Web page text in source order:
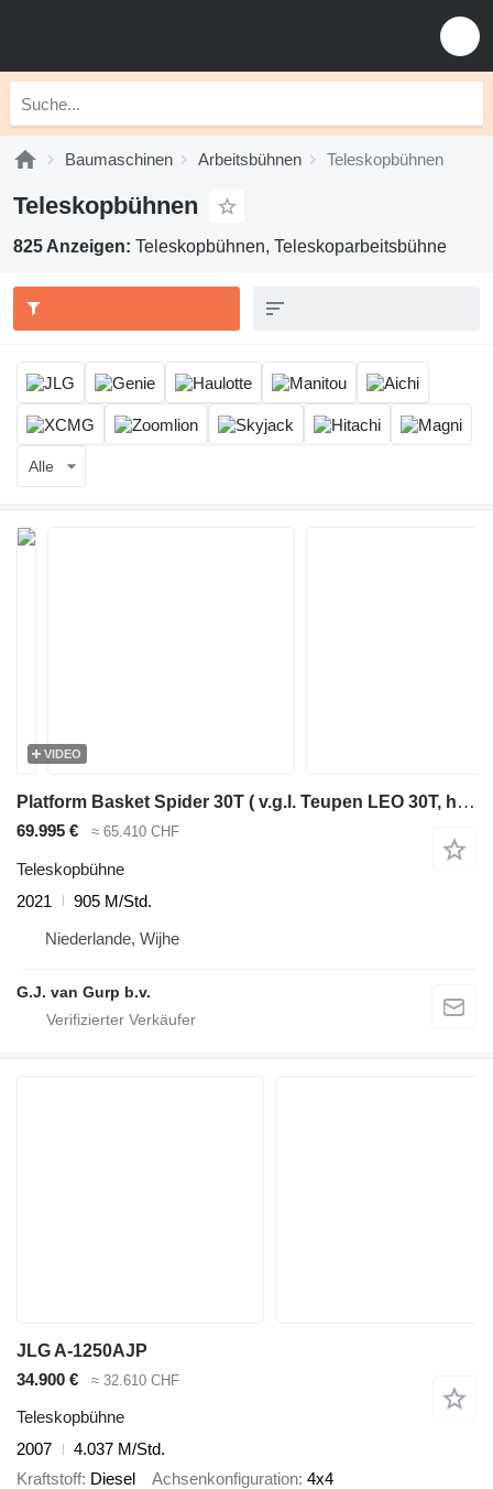
Baumaschinen Arbeitsbühnen Teleskopbühnen
Teleskopbühnen
825 Anzeigen: Teleskopbühnen, Teleskoparbeitsbühne
Alle
VIDEO
Platform Basket Spider 30T ( v.g.l. Teupen LEO 30T, hinowa )
69.995 € ≈ 65.410 CHF
Teleskopbühne
2021
905 M/Std.
Niederlande, Wijhe
G.J. van Gurp b.v.
JLG A-1250AJP
34.900 €
≈ 32.610 CHF
Teleskopbühne
2007
4.037 M/Std.
Kraftstoff Diesel Achsenkonfiguration 4x4